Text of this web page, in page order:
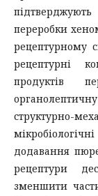
підтверджують
переробки
рецептурному
рецептурні
продуктів
додавання
рецептури
зменшити